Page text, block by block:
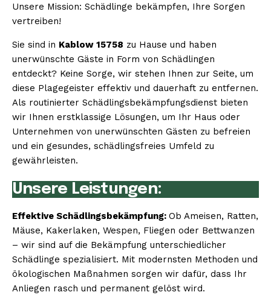
Unsere Mission: Schädlinge bekämpfen, Ihre Sorgen
vertreiben!
Sie sind in Kablow 15758 zu Hause und haben
unerwünschte Gäste in Form von Schädlingen
entdeckt? Keine Sorge, wir stehen Ihnen zur Seite, um
diese Plagegeister effektiv und dauerhaft zu entfernen.
Als routinierter Schädlingsbekämpfungsdienst bieten
wir Ihnen erstklassige Lösungen, um Ihr Haus oder
Unternehmen von unerwünschten Gästen zu befreien
und ein gesundes, schädlingsfreies Umfeld zu
gewährleisten.
Unsere Leistungen:
Effektive Schädlingsbekämpfung: Ob Ameisen, Ratten,
Mäuse, Kakerlaken, Wespen, Fliegen oder Bettwanzen
– wir sind auf die Bekämpfung unterschiedlicher
Schädlinge spezialisiert. Mit modernsten Methoden und
ökologischen Maßnahmen sorgen wir dafür, dass Ihr
Anliegen rasch und permanent gelöst wird.